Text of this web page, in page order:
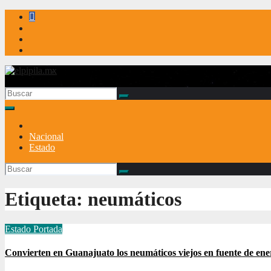
elpipila.mx
El pipila mx
Nacional
Estado
Etiqueta: neumáticos
Estado Portada
Convierten en Guanajuato los neumáticos viejos en fuente de